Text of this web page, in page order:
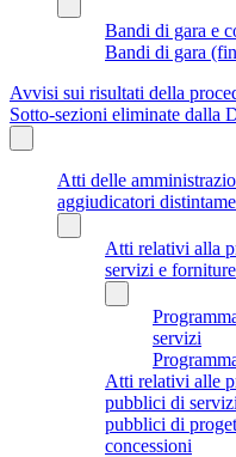
Bandi di gara e
Bandi di gara
Avvisi sui risultati della
Sotto-sezioni eliminate dalla
Atti delle
aggiudicatori
Atti relativi alla
servizi e forniture
servizi
Atti relativi alle
pubblici di
pubblici di
concessioni